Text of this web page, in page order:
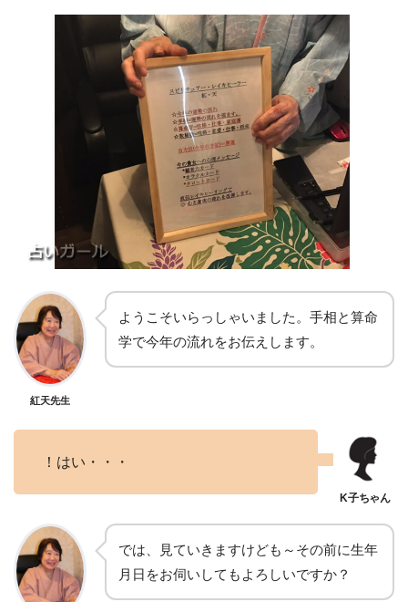
紅天先生
ようこそいらっしゃいました。手相と算命
学で今年の流れをお伝えします。
！はい・・・
では、見ていきますけども～その前に生年
月日をお伺いしてもよろしいですか？